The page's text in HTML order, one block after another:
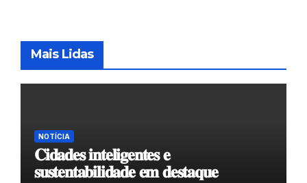
Mais Lidas
NOTÍCIA
𝐂𝐢𝐝𝐚𝐝𝐞𝐬 𝐢𝐧𝐭𝐞𝐥𝐢𝐠𝐞𝐧𝐭𝐞𝐬 𝐞
𝐬𝐮𝐬𝐭𝐞𝐧𝐭𝐚𝐛𝐢𝐥𝐢𝐝𝐚𝐝𝐞 𝐞𝐦 𝐝𝐞𝐬𝐭𝐚𝐪𝐮𝐞